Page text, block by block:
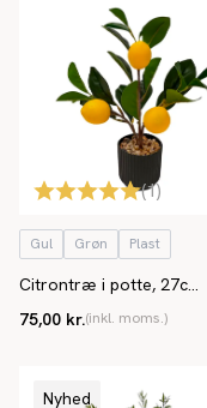
(1)
Gul Grøn Plast
Citrontræ i potte, 27cm,
75,00 kr.(inkl. moms.)
Nyhed